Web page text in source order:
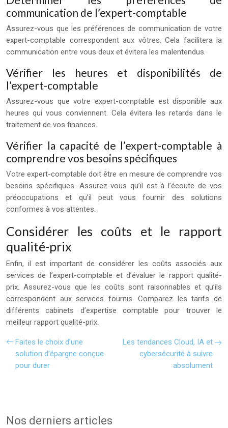
communication de l’expert-comptable
Assurez-vous que les préférences de communication de votre
expert-comptable correspondent aux vôtres. Cela facilitera la
communication entre vous deux et évitera les malentendus.
Vérifier les heures et disponibilités de
l’expert-comptable
Assurez-vous que votre expert-comptable est disponible aux
heures qui vous conviennent. Cela évitera les retards dans le
traitement de vos finances.
Vérifier la capacité de l’expert-comptable à
comprendre vos besoins spécifiques
Votre expert-comptable doit être en mesure de comprendre vos
besoins spécifiques. Assurez-vous qu’il est à l’écoute de vos
préoccupations et qu’il peut vous fournir des solutions
conformes à vos attentes.
Considérer les coûts et le rapport
qualité-prix
Enfin, il est important de considérer les coûts associés aux
services de l’expert-comptable et d’évaluer le rapport qualité-
prix. Assurez-vous que les coûts sont raisonnables et qu’ils
correspondent aux services fournis. Comparez les tarifs de
différents cabinets d’expertise comptable pour trouver le
meilleur rapport qualité-prix.
Faites le choix d’une
solution d’épargne conçue
pour durer
Les tendances Cloud, IA et
cybersécurité à suivre
absolument
Nos derniers articles